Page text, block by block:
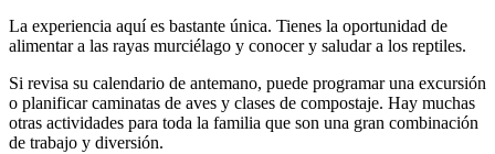
La experiencia aquí es bastante única. Tienes la oportunidad de
alimentar a las rayas murciélago y conocer y saludar a los reptiles.
Si revisa su calendario de antemano, puede programar una excursión
o planificar caminatas de aves y clases de compostaje. Hay muchas
otras actividades para toda la familia que son una gran combinación
de trabajo y diversión.